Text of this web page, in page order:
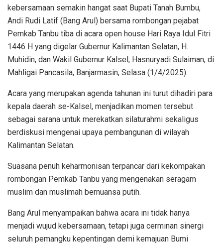
kebersamaan semakin hangat saat Bupati Tanah Bumbu,
Andi Rudi Latif (Bang Arul) bersama rombongan pejabat
Pemkab Tanbu tiba di acara open house Hari Raya Idul Fitri
1446 H yang digelar Gubernur Kalimantan Selatan, H.
Muhidin, dan Wakil Gubernur Kalsel, Hasnuryadi Sulaiman, di
Mahligai Pancasila, Banjarmasin, Selasa (1/4/2025).
Acara yang merupakan agenda tahunan ini turut dihadiri para
kepala daerah se-Kalsel, menjadikan momen tersebut
sebagai sarana untuk merekatkan silaturahmi sekaligus
berdiskusi mengenai upaya pembangunan di wilayah
Kalimantan Selatan.
Suasana penuh keharmonisan terpancar dari kekompakan
rombongan Pemkab Tanbu yang mengenakan seragam
muslim dan muslimah bernuansa putih.
Bang Arul menyampaikan bahwa acara ini tidak hanya
menjadi wujud kebersamaan, tetapi juga cerminan sinergi
seluruh pemangku kepentingan demi kemajuan Bumi